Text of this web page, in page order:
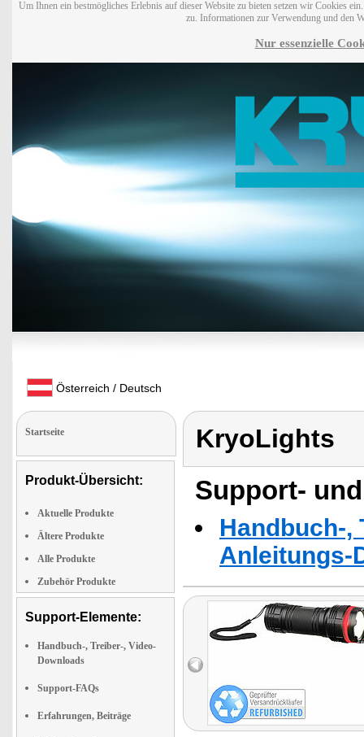
Um Ihnen ein bestmögliches Erlebnis auf dieser Website zu bieten setzen wir Cookies
zu. Informationen zur Verwendung und den
Nur essenzielle
Österreich / Deutsch
Startseite
Produkt-Übersicht:
Aktuelle Produkte
Ältere Produkte
Alle Produkte
Zubehör Produkte
Support-Elemente:
Handbuch-, Treiber-, Video-
Downloads
Support-FAQs
Erfahrungen, Beiträge
KryoLights
Support-
Handbuch-,
Anleitungs-